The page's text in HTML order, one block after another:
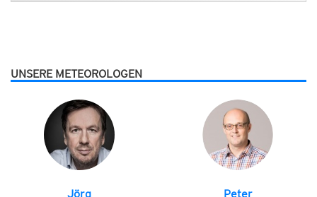
UNSERE METEOROLOGEN
Jörg Peter